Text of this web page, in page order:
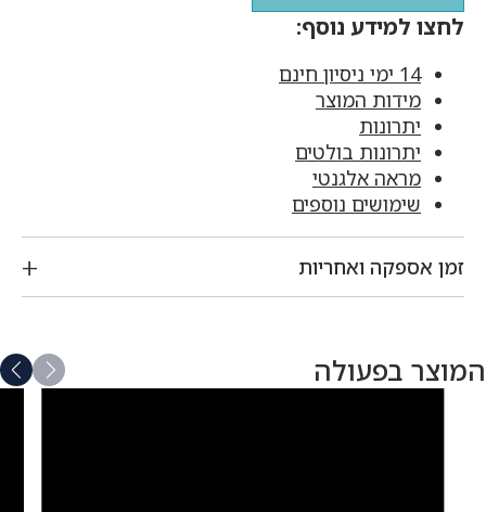
לחצו למידע נוסף:
14 ימי ניסיון חינם
מידות המוצר
יתרונות
יתרונות בולטים
מראה אלגנטי
שימושים נוספים
זמן אספקה ואחריות
המוצר בפעולה